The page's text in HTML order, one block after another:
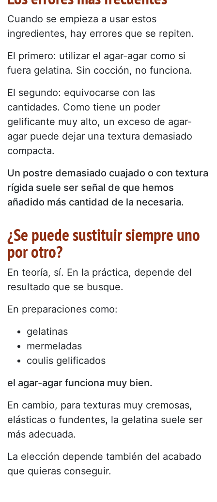
Cuando se empieza a usar estos
ingredientes, hay errores que se repiten.
El primero: utilizar el agar-agar como si
fuera gelatina. Sin cocción, no funciona.
El segundo: equivocarse con las
cantidades. Como tiene un poder
gelificante muy alto, un exceso de agar-
agar puede dejar una textura demasiado
compacta.
Un postre demasiado cuajado o con textura
rígida suele ser señal de que hemos
añadido más cantidad de la necesaria.
¿Se puede sustituir siempre uno
por otro?
En teoría, sí. En la práctica, depende del
resultado que se busque.
En preparaciones como:
gelatinas
mermeladas
coulis gelificados
el agar-agar funciona muy bien.
En cambio, para texturas muy cremosas,
elásticas o fundentes, la gelatina suele ser
más adecuada.
La elección depende también del acabado
que quieras conseguir.